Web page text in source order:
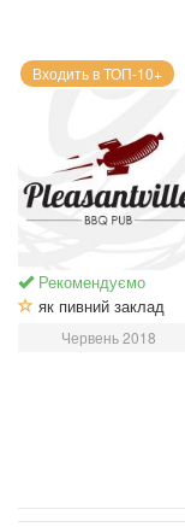
Входить в ТОП-10+
Рекомендуємо
як пивний заклад
Червень 2018